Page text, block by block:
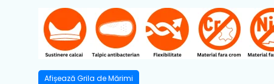
Afișează Grila de Mărimi